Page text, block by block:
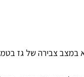
במצב צבירה של גז